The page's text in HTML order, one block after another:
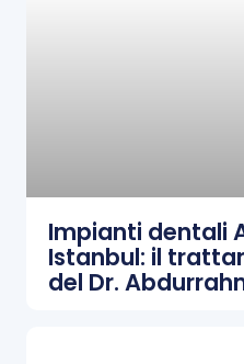
Impianti dentali
Istanbul: il
del Dr.